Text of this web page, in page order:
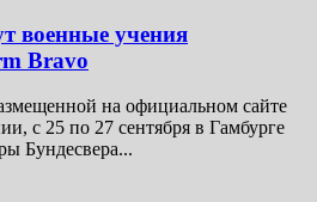
военные учения
Bravo
на официальном сайте
с 25 по 27 сентября в Гамбурге
Бундесвера...